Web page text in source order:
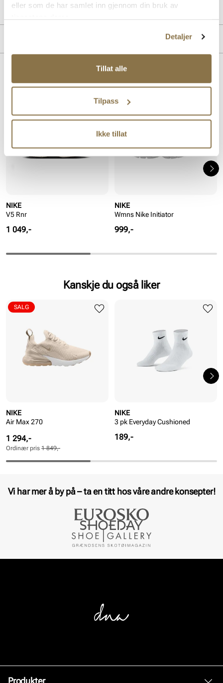
eller som de har samlet inn gjennom din bruk av
Detaljer
Tillat alle
Tilpass
Ikke tillat
Lev. art. nrFJ3794
NIKE
V5 Rnr
Pris
1 049,-
NIKE
Wmns Nike Initiator
Pris
999,-
Kanskje du også liker
NIKE
Air Max 270
Pris
1 294,-
Ordinær
pris
Pris
Ordinær pris 1 849,-
SALG
NIKE
3 pk Everyday Cushioned
Pris
189,-
Vi har mer å by på – ta en titt hos våre andre konsepter!
Produkter